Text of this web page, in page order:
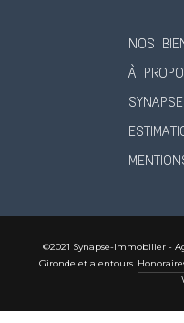
NOS
À
©2021 Synapse-Immobilier -
Gironde et alentours.